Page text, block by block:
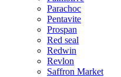
Parachoc
Pentavite
Prospan
Red seal
Redwin
Revlon
Saffron Market